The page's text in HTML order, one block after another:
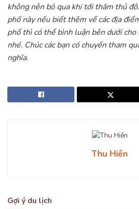
không nên bỏ qua khi tới thăm thủ
phố này nếu biết thêm về các địa
phố thì có thể bình luận bên dưới
nhé. Chúc các bạn có chuyến tham
nghĩa.
Thu Hiền
Gợi ý du lịch